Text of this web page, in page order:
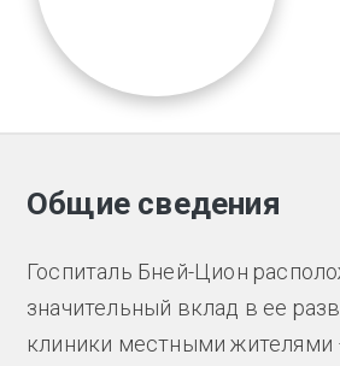
Общие сведения
Госпиталь Бней-Цион
значительный вклад в ее
клиники местными жителями